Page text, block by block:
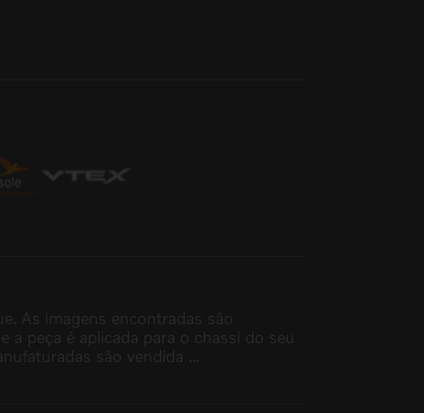
imagens encontradas são
peça é aplicada para o chassi do seu
são vendida ...